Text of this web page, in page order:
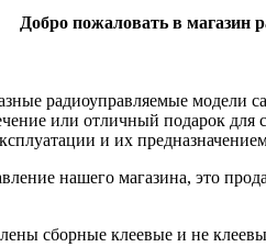
Добро пожаловать в
радиоуправляемые модели
или отличный подарок
и их
нашего магазина, это
сборные клеевые и не